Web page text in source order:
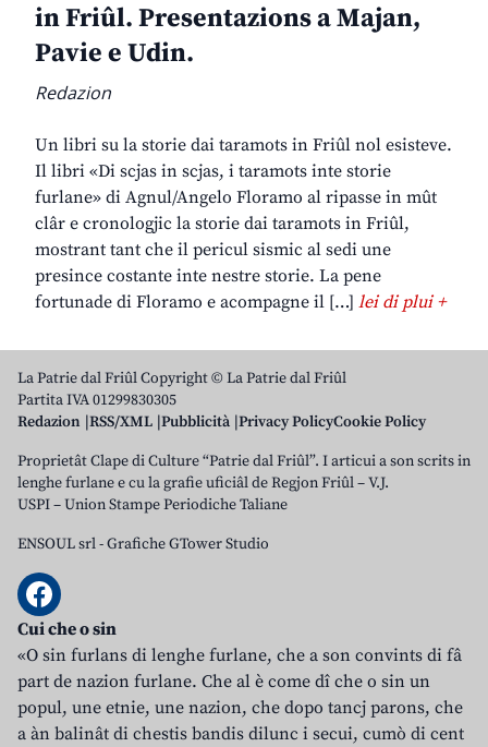
in Friûl. Presentazions a Majan,
Pavie e Udin.
Redazion
Un libri su la storie dai taramots in Friûl nol esisteve.
Il libri «Di scjas in scjas, i taramots inte storie
furlane» di Agnul/Angelo Floramo al ripasse in mût
clâr e cronologjic la storie dai taramots in Friûl,
mostrant tant che il pericul sismic al sedi une
presince costante inte nestre storie. La pene
fortunade di Floramo e acompagne il […] lei di plui +
La Patrie dal Friûl Copyright © La Patrie dal Friûl
Partita IVA 01299830305
Redazion RSS/XML Pubblicità Privacy PolicyCookie Policy
Proprietât Clape di Culture “Patrie dal Friûl”. I articui a son scrits in
lenghe furlane e cu la grafie uficiâl de Regjon Friûl – V.J.
USPI – Union Stampe Periodiche Taliane
ENSOUL srl-Grafiche GTower Studio
Cui che o sin
«O sin furlans di lenghe furlane, che a son convints di fâ
part de nazion furlane. Che al è come dî che o sin un
popul, une etnie, une nazion, che dopo tancj parons, che
a àn balinât di chestis bandis dilunc i secui, cumò di cent